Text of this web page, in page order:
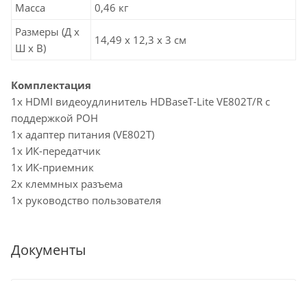
Масса
0,46 кг
Размеры (Д х
Ш х В)
14,49 x 12,3 x 3 см
Комплектация
1x HDMI видеоудлинитель HDBaseT-Lite VE802T/R с
поддержкой POH
1x адаптер питания (VE802T)
1x ИК-передатчик
1x ИК-приемник
2x клеммных разъема
1x руководство пользователя
Документы